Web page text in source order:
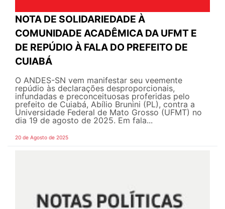
NOTA DE SOLIDARIEDADE À
COMUNIDADE ACADÊMICA DA UFMT E
DE REPÚDIO À FALA DO PREFEITO DE
CUIABÁ
O ANDES-SN vem manifestar seu veemente
repúdio às declarações desproporcionais,
infundadas e preconceituosas proferidas pelo
prefeito de Cuiabá, Abílio Brunini (PL), contra a
Universidade Federal de Mato Grosso (UFMT) no
dia 19 de agosto de 2025. Em fala...
20 de Agosto de 2025